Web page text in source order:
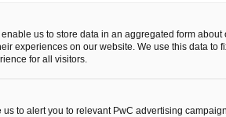
us to store data in an aggregated form about
experiences on our website. We use this data to
for all visitors.
to alert you to relevant PwC advertising